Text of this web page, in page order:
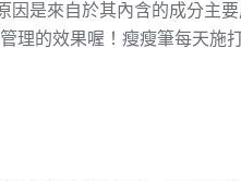
是來自於其內含的成分主要
理的效果喔！瘦瘦筆每天施